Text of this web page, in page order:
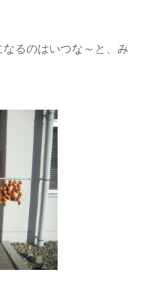
るのはいつな～と、み